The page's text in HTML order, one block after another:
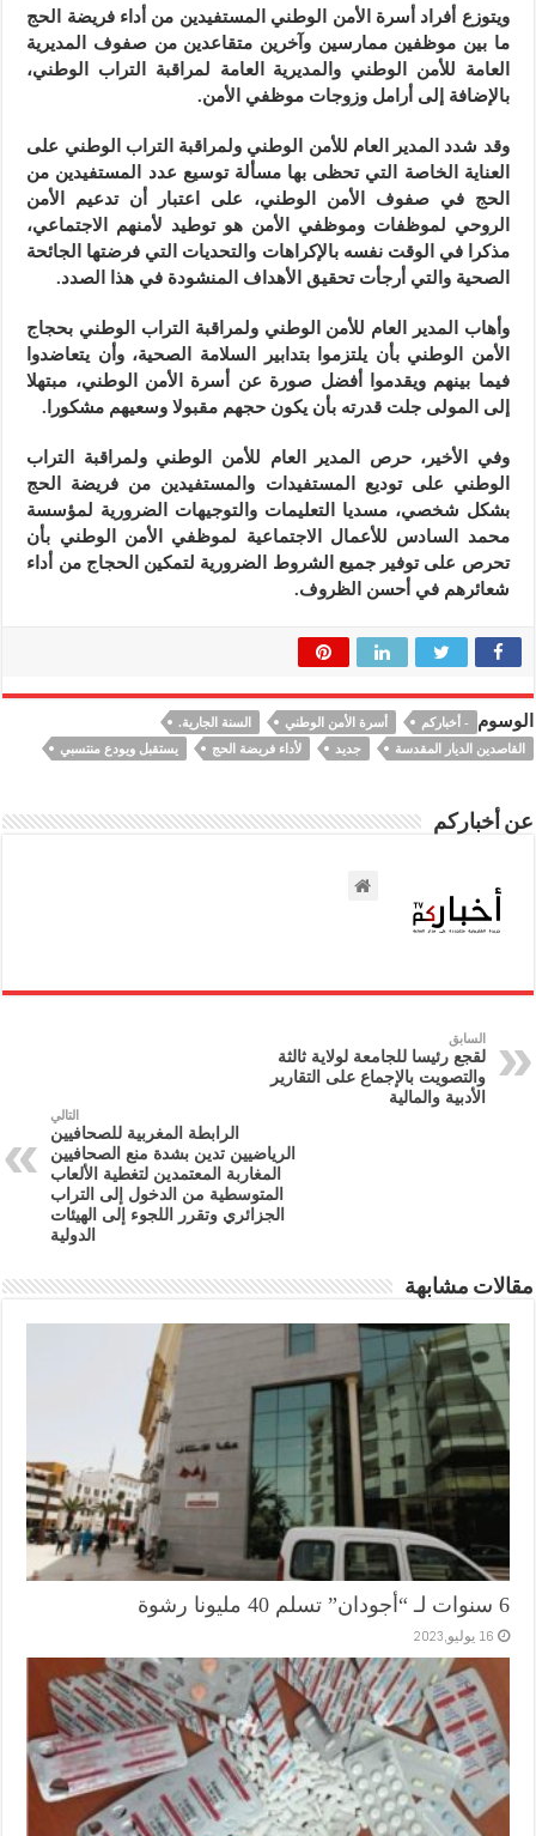
ويتوزع أفراد أسرة الأمن الوطني المستفيدين من أداء فريضة الحج
ما بين موظفين ممارسين وآخرين متقاعدين من صفوف المديرية
العامة للأمن الوطني والمديرية العامة لمراقبة التراب الوطني،
بالإضافة إلى أرامل وزوجات موظفي الأمن.
وقد شدد المدير العام للأمن الوطني ولمراقبة التراب الوطني على
العناية الخاصة التي تحظى بها مسألة توسيع عدد المستفيدين من
الحج في صفوف الأمن الوطني، على اعتبار أن تدعيم الأمن
الروحي لموظفات وموظفي الأمن هو توطيد لأمنهم الاجتماعي،
مذكرا في الوقت نفسه بالإكراهات والتحديات التي فرضتها الجائحة
الصحية والتي أرجأت تحقيق الأهداف المنشودة في هذا الصدد.
وأهاب المدير العام للأمن الوطني ولمراقبة التراب الوطني بحجاج
الأمن الوطني بأن يلتزموا بتدابير السلامة الصحية، وأن يتعاضدوا
فيما بينهم ويقدموا أفضل صورة عن أسرة الأمن الوطني، مبتهلا
إلى المولى جلت قدرته بأن يكون حجهم مقبولا وسعيهم مشكورا.
وفي الأخير، حرص المدير العام للأمن الوطني ولمراقبة التراب
الوطني على توديع المستفيدات والمستفيدين من فريضة الحج
بشكل شخصي، مسديا التعليمات والتوجيهات الضرورية لمؤسسة
محمد السادس للأعمال الاجتماعية لموظفي الأمن الوطني بأن
تحرص على توفير جميع الشروط الضرورية لتمكين الحجاج من أداء
شعائرهم في أحسن الظروف.
الوسوم - أخباركم أسرة الأمن الوطني
السنة الجارية.
القاصدين الديار المقدسة
جديد لأداء فريضة الحج يستقبل ويودع منتسبي
عن أخباركم
السابق
لقجع رئيسا للجامعة لولاية ثالثة
والتصويت بالإجماع على التقارير
الأدبية والمالية
التالي
الرابطة المغربية للصحافيين
الرياضيين تدين بشدة منع الصحافيين
المغاربة المعتمدين لتغطية الألعاب
المتوسطية من الدخول إلى التراب
الجزائري وتقرر اللجوء إلى الهيئات
الدولية
مقالات مشابهة
6 سنوات لـ “أجودان” تسلم 40 مليونا رشوة
16 يوليو,2023